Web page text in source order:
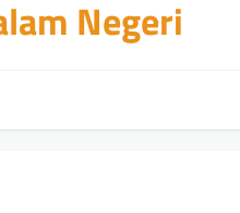
Negeri